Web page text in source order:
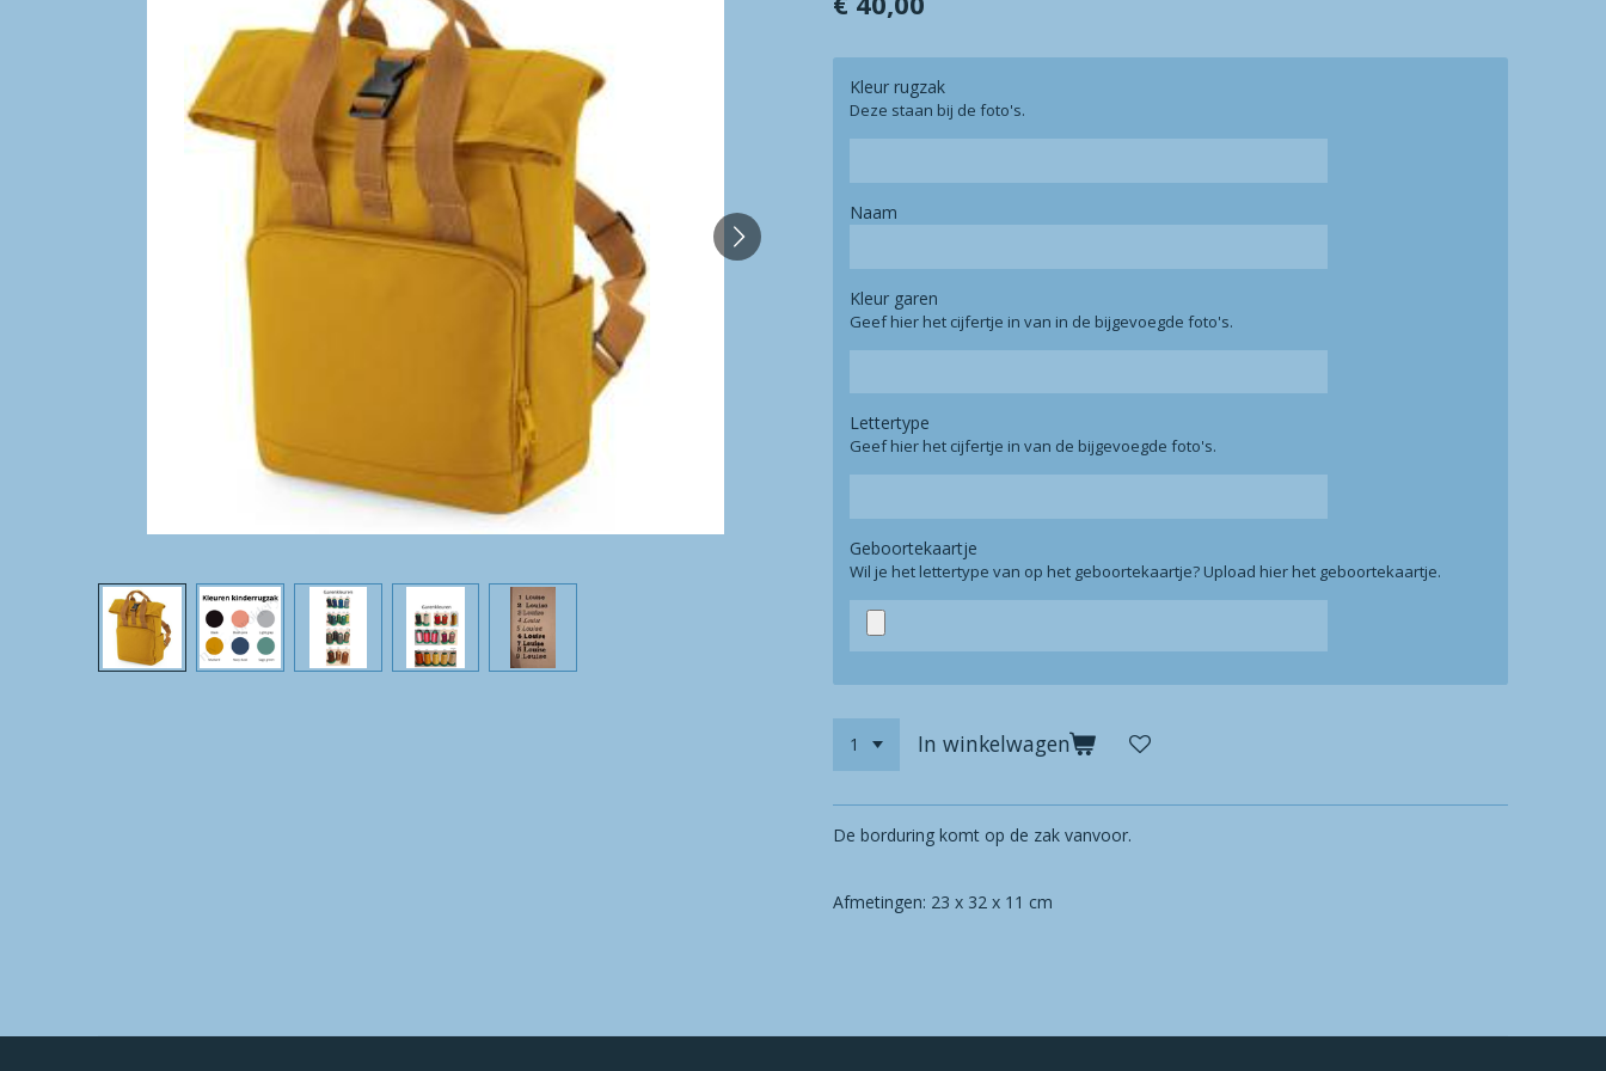
Kleur rugzak
Deze staan bij de foto's.
Naam
Kleur garen
Geef hier het cijfertje in van in de bijgevoegde foto's.
Lettertype
Geef hier het cijfertje in van de bijgevoegde foto's.
Geboortekaartje
Wil je het lettertype van op het geboortekaartje? Upload hier het geboortekaartje.
In winkelwagen
De borduring komt op de zak vanvoor.
Afmetingen: 23 x 32 x 11 cm